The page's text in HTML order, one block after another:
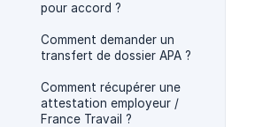
pour accord ?
Comment demander un
transfert de dossier APA ?
Comment récupérer une
attestation employeur /
France Travail ?